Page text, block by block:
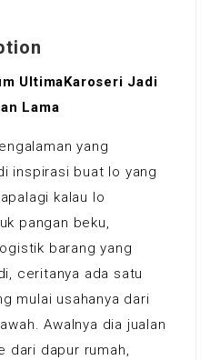
UltimaKaroseri Jadi
Lama
yang
inspirasi buat lo yang
kalau lo
pangan beku,
barang yang
ceritanya ada satu
mulai usahanya dari
Awalnya dia jualan
dari dapur rumah,